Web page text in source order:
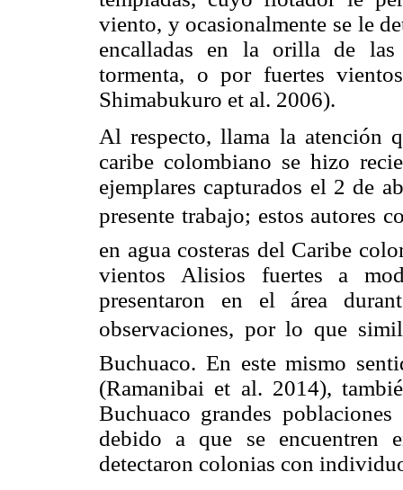
viento, y ocasionalmente se le
encalladas en la orilla de las
tormenta, o por fuertes
Shimabukuro et al. 2006).
Al respecto, llama la atención
caribe colombiano se hizo
ejemplares capturados el 2 de
presente trabajo; estos autores
en agua costeras del Caribe
vientos Alisios fuertes a
presentaron en el área
observaciones, por lo que
Buchuaco. En este mismo
(Ramanibai et al. 2014),
Buchuaco grandes
debido a que se encuentren
detectaron colonias con